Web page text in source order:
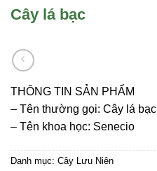
Cây lá bạc
THÔNG TIN SẢN PHẨM
– Tên thường gọi: Cây lá bạc
– Tên khoa học: Senecio
Danh mục: Cây Lưu Niên